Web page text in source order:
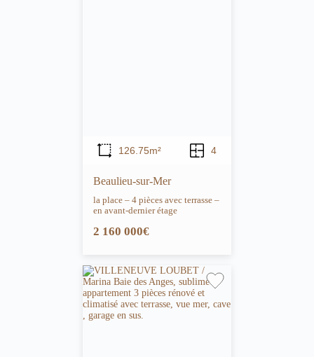
126.75m² 4
Beaulieu-sur-Mer
la place – 4 pièces avec terrasse –
en avant-dernier étage
2 160 000€